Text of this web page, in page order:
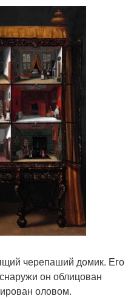
черепаший домик. Его
он облицован
оловом.